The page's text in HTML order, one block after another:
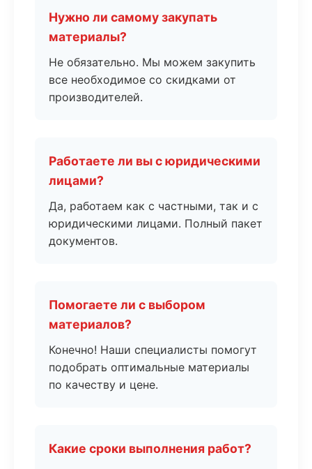
Нужно ли самому закупать
материалы?
Не обязательно. Мы можем закупить
все необходимое со скидками от
производителей.
Работаете ли вы с юридическими
лицами?
Да, работаем как с частными, так и с
юридическими лицами. Полный пакет
документов.
Помогаете ли с выбором
материалов?
Конечно! Наши специалисты помогут
подобрать оптимальные материалы
по качеству и цене.
Какие сроки выполнения работ?